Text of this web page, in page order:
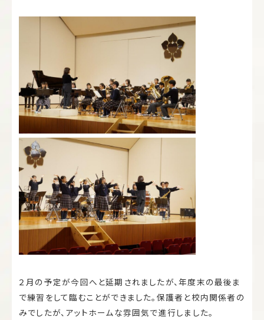
２月の予定が今回へと延期されましたが、年度末の最後ま
で練習をして臨むことができました。保護者と校内関係者の
みでしたが、アットホームな雰囲気で進行しました。